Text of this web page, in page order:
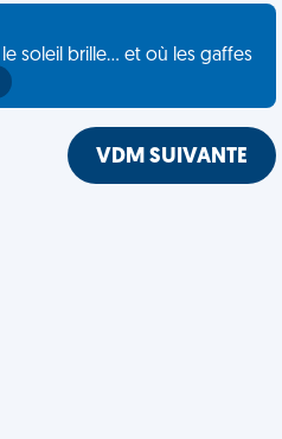
soleil brille... et où les gaffes
VDM SUIVANTE